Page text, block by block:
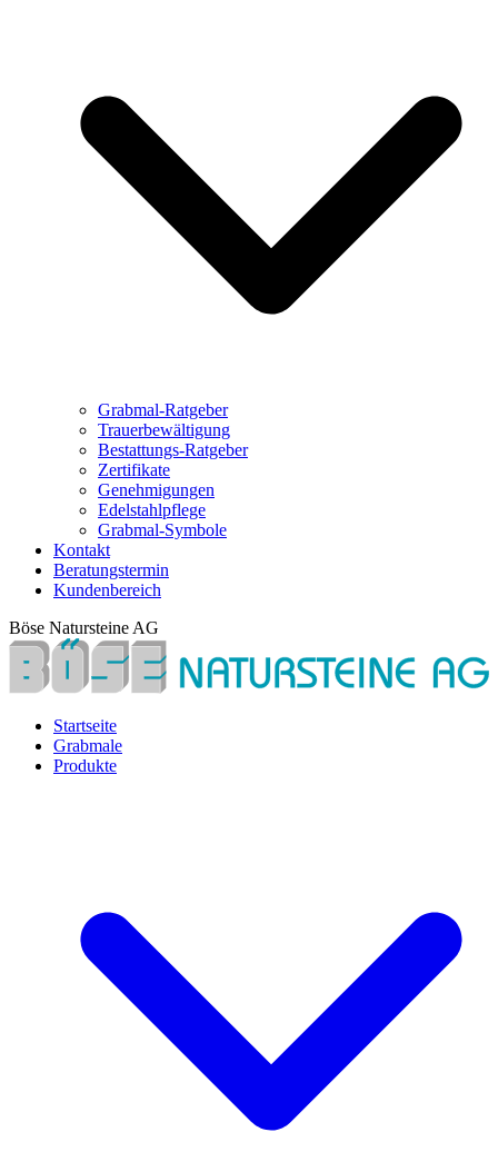
Grabmal-Ratgeber
Trauerbewältigung
Bestattungs-Ratgeber
Zertifikate
Genehmigungen
Edelstahlpflege
Grabmal-Symbole
Kontakt
Beratungstermin
Kundenbereich
Böse Natursteine AG
Startseite
Grabmale
Produkte